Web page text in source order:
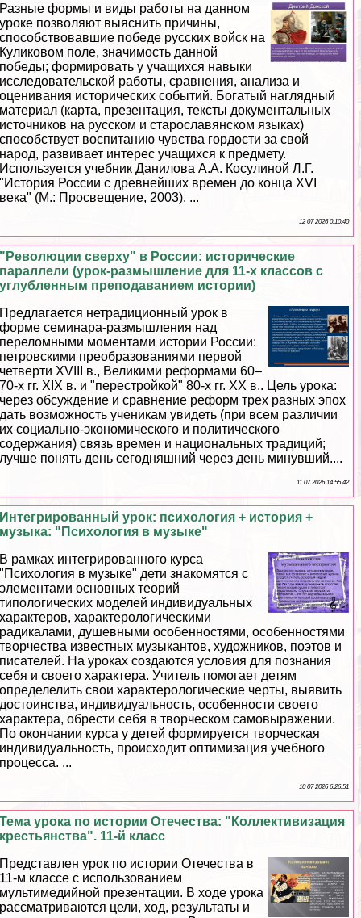
Разные формы и виды работы на данном
уроке позволяют выяснить причины,
способствовавшие победе русских войск на
Куликовом поле, значимость данной
победы; формировать у учащихся навыки
исследовательской работы, сравнения, анализа и
оценивания исторических событий. Богатый наглядный
материал (карта, презентация, тексты документальных
источников на русском и старославянском языках)
способствует воспитанию чувства гордости за свой
народ, развивает интерес учащихся к предмету.
Используется учебник Данилова А.А. Косулиной Л.Г.
"История России с древнейших времен до конца XVI
века" (М.: Просвещение, 2003). ...
12 07 2026 0:10:40
"Революции сверху" в России: исторические
параллели (урок-размышление для 11-х классов с
углубленным преподаванием истории)
Предлагается нетрадиционный урок в
форме семинара-размышления над
переломными моментами истории России:
петровскими преобразованиями первой
четверти XVIII в., Великими реформами 60–
70-х гг. XIX в. и "перестройкой" 80-х гг. ХХ в.. Цель урока:
через обсуждение и сравнение реформ трех разных эпох
дать возможность ученикам увидеть (при всем различии
их социально-экономического и политического
содержания) связь времен и национальных традиций;
лучше понять день сегодняшний через день минувший....
11 07 2026 14:55:42
Интегрированный урок: психология + история +
музыка: "Психология в музыке"
В рамках интегрированного курса
"Психология в музыке" дети знакомятся с
элементами основных теорий
типологических моделей индивидуальных
хаpaктеров, хаpaктерологическими
радикалами, душевными особенностями, особенностями
творчества известных музыкантов, художников, поэтов и
писателей. На уроках создаются условия для познания
себя и своего хаpaктера. Учитель помогает детям
определелить свои хаpaктерологические черты, выявить
достоинства, индивидуальность, особенности своего
хаpaктера, обрести себя в творческом самовыражении.
По окончании курса у детей формируется творческая
индивидуальность, происходит оптимизация учебного
процесса. ...
10 07 2026 6:26:51
Тема урока по истории Отечества: "Коллективизация
крестьянства". 11-й класс
Представлен урок по истории Отечества в
11-м классе с использованием
мультимедийной презентации. В ходе урока
рассматриваются цели, ход, результаты и